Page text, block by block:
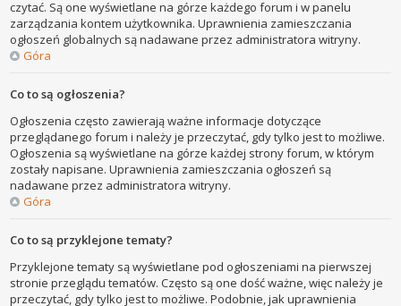
czytać. Są one wyświetlane na górze każdego forum i w panelu
zarządzania kontem użytkownika. Uprawnienia zamieszczania
ogłoszeń globalnych są nadawane przez administratora witryny.
Góra
Co to są ogłoszenia?
Ogłoszenia często zawierają ważne informacje dotyczące
przeglądanego forum i należy je przeczytać, gdy tylko jest to możliwe.
Ogłoszenia są wyświetlane na górze każdej strony forum, w którym
zostały napisane. Uprawnienia zamieszczania ogłoszeń są
nadawane przez administratora witryny.
Góra
Co to są przyklejone tematy?
Przyklejone tematy są wyświetlane pod ogłoszeniami na pierwszej
stronie przeglądu tematów. Często są one dość ważne, więc należy je
przeczytać, gdy tylko jest to możliwe. Podobnie, jak uprawnienia